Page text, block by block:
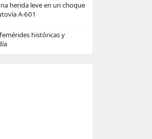
herida leve en un choque
A-601
históricas y